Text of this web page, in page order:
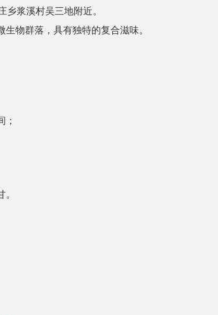
浆溪村吴三地附近。
物群落，具有独特的复合滋味。